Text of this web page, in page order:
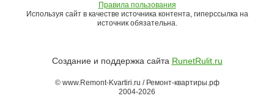
Правила пользования
Используя сайт в качестве источника контента, гиперссылка на
источник обязательна.
Создание и поддержка сайта RunetRulit.ru
© www.Remont-Kvartiri.ru / Ремонт-квартиры.рф
2004-2026